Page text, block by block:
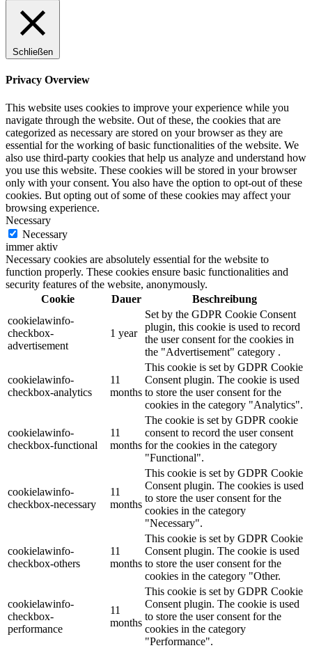
Schließen
Privacy Overview
This website uses cookies to improve your experience while you
navigate through the website. Out of these, the cookies that are
categorized as necessary are stored on your browser as they are
essential for the working of basic functionalities of the website. We
also use third-party cookies that help us analyze and understand how
you use this website. These cookies will be stored in your browser
only with your consent. You also have the option to opt-out of these
cookies. But opting out of some of these cookies may affect your
browsing experience.
Necessary
Necessary
immer aktiv
Necessary cookies are absolutely essential for the website to
function properly. These cookies ensure basic functionalities and
security features of the website, anonymously.
Cookie
Dauer
Beschreibung
cookielawinfo-
checkbox-
advertisement
1 year
Set by the GDPR Cookie Consent
plugin, this cookie is used to record
the user consent for the cookies in
the "Advertisement" category .
cookielawinfo-
checkbox-analytics
11
months
This cookie is set by GDPR Cookie
Consent plugin. The cookie is used
to store the user consent for the
cookies in the category "Analytics".
cookielawinfo-
checkbox-functional
11
months
The cookie is set by GDPR cookie
consent to record the user consent
for the cookies in the category
"Functional".
cookielawinfo-
checkbox-necessary
11
months
This cookie is set by GDPR Cookie
Consent plugin. The cookies is used
to store the user consent for the
cookies in the category
"Necessary".
cookielawinfo-
checkbox-others
11
months
This cookie is set by GDPR Cookie
Consent plugin. The cookie is used
to store the user consent for the
cookies in the category "Other.
cookielawinfo-
checkbox-
performance
11
months
This cookie is set by GDPR Cookie
Consent plugin. The cookie is used
to store the user consent for the
cookies in the category
"Performance".